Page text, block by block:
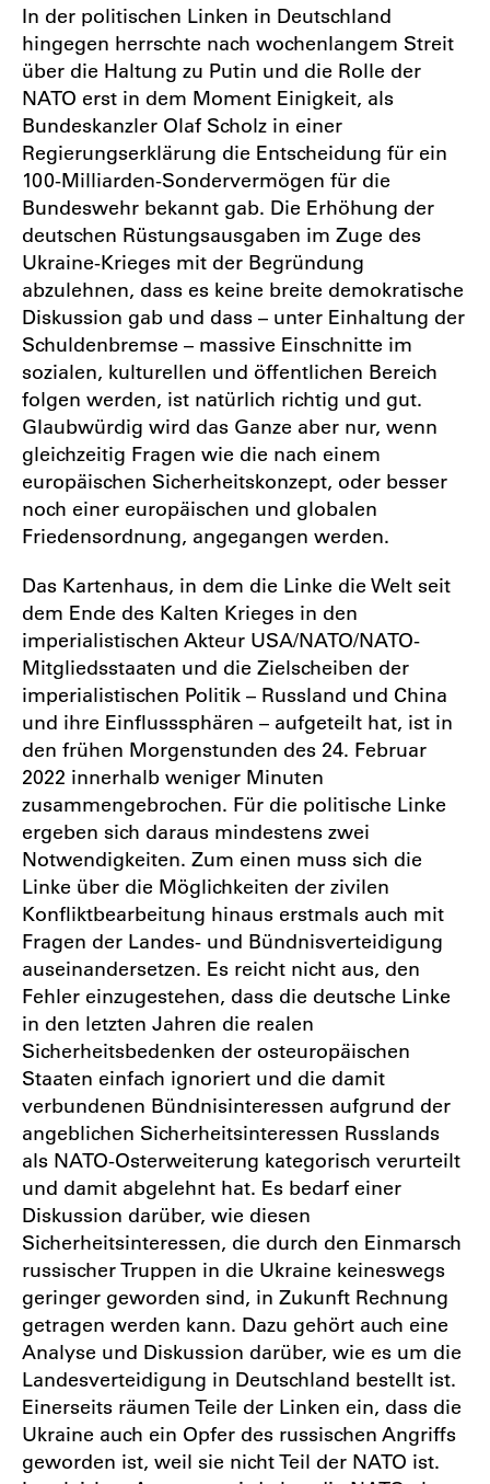
In der politischen Linken in Deutschland
hingegen herrschte nach wochenlangem Streit
über die Haltung zu Putin und die Rolle der
NATO erst in dem Moment Einigkeit, als
Bundeskanzler Olaf Scholz in einer
Regierungserklärung die Entscheidung für ein
100-Milliarden-Sondervermögen für die
Bundeswehr bekannt gab. Die Erhöhung der
deutschen Rüstungsausgaben im Zuge des
Ukraine-Krieges mit der Begründung
abzulehnen, dass es keine breite demokratische
Diskussion gab und dass – unter Einhaltung der
Schuldenbremse – massive Einschnitte im
sozialen, kulturellen und öffentlichen Bereich
folgen werden, ist natürlich richtig und gut.
Glaubwürdig wird das Ganze aber nur, wenn
gleichzeitig Fragen wie die nach einem
europäischen Sicherheitskonzept, oder besser
noch einer europäischen und globalen
Friedensordnung, angegangen werden.
Das Kartenhaus, in dem die Linke die Welt seit
dem Ende des Kalten Krieges in den
imperialistischen Akteur USA/NATO/NATO-
Mitgliedsstaaten und die Zielscheiben der
imperialistischen Politik – Russland und China
und ihre Einflusssphären – aufgeteilt hat, ist in
den frühen Morgenstunden des 24. Februar
2022 innerhalb weniger Minuten
zusammengebrochen. Für die politische Linke
ergeben sich daraus mindestens zwei
Notwendigkeiten. Zum einen muss sich die
Linke über die Möglichkeiten der zivilen
Konfliktbearbeitung hinaus erstmals auch mit
Fragen der Landes- und Bündnisverteidigung
auseinandersetzen. Es reicht nicht aus, den
Fehler einzugestehen, dass die deutsche Linke
in den letzten Jahren die realen
Sicherheitsbedenken der osteuropäischen
Staaten einfach ignoriert und die damit
verbundenen Bündnisinteressen aufgrund der
angeblichen Sicherheitsinteressen Russlands
als NATO-Osterweiterung kategorisch verurteilt
und damit abgelehnt hat. Es bedarf einer
Diskussion darüber, wie diesen
Sicherheitsinteressen, die durch den Einmarsch
russischer Truppen in die Ukraine keineswegs
geringer geworden sind, in Zukunft Rechnung
getragen werden kann. Dazu gehört auch eine
Analyse und Diskussion darüber, wie es um die
Landesverteidigung in Deutschland bestellt ist.
Einerseits räumen Teile der Linken ein, dass die
Ukraine auch ein Opfer des russischen Angriffs
geworden ist, weil sie nicht Teil der NATO ist.